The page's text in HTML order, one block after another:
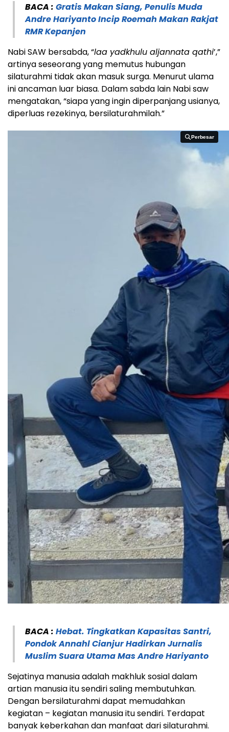
BACA : Gratis Makan Siang, Penulis Muda
Andre Hariyanto Incip Roemah Makan Rakjat
RMR Kepanjen
Nabi SAW bersabda, “laa yadkhulu aljannata qathi’,”
artinya seseorang yang memutus hubungan
silaturahmi tidak akan masuk surga. Menurut ulama
ini ancaman luar biasa. Dalam sabda lain Nabi saw
mengatakan, “siapa yang ingin diperpanjang usianya,
diperluas rezekinya, bersilaturahmilah.”
Perbesar
Perbesar
BACA : Hebat. Tingkatkan Kapasitas Santri,
Pondok Annahl Cianjur Hadirkan Jurnalis
Muslim Suara Utama Mas Andre Hariyanto
Sejatinya manusia adalah makhluk sosial dalam
artian manusia itu sendiri saling membutuhkan.
Dengan bersilaturahmi dapat memudahkan
kegiatan – kegiatan manusia itu sendiri. Terdapat
banyak keberkahan dan manfaat dari silaturahmi.